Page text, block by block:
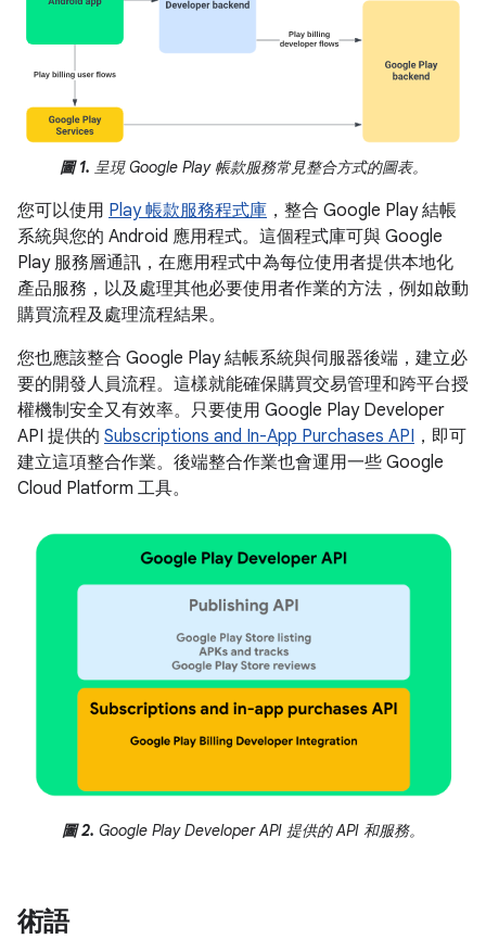
圖 1. 呈現 Google Play 帳款服務常見整合方式的圖表。
您可以使用 Play 帳款服務程式庫 ，整合 Google Play 結帳
系統與您的 Android 應用程式。這個程式庫可與 Google
Play 服務層通訊，在應用程式中為每位使用者提供本地化
產品服務，以及處理其他必要使用者作業的方法，例如啟動
購買流程及處理流程結果。
您也應該整合 Google Play 結帳系統與伺服器後端，建立必
要的開發人員流程。這樣就能確保購買交易管理和跨平台授
權機制安全又有效率。只要使用 Google Play Developer
API 提供的 Subscriptions and In-App Purchases API ，即可
建立這項整合作業。後端整合作業也會運用一些 Google
Cloud Platform 工具。
圖 2. Google Play Developer API 提供的 API 和服務。
術語